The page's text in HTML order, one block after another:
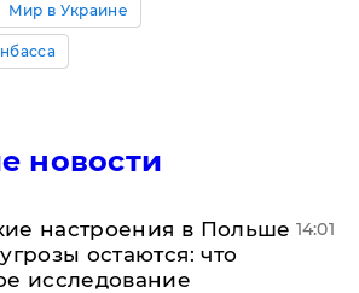
Мир в Украине
новости
настроения в Польше
остаются: что
исследование
14:01